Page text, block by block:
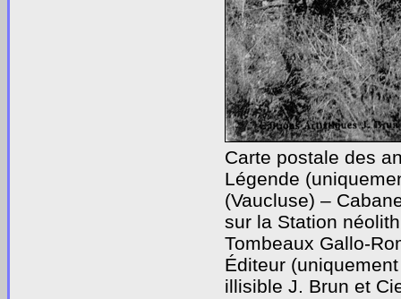
Carte postale des
Légende
(Vaucluse) –
sur la Station
Tombeaux Gallo-
Éditeur
illisible J. Brun et